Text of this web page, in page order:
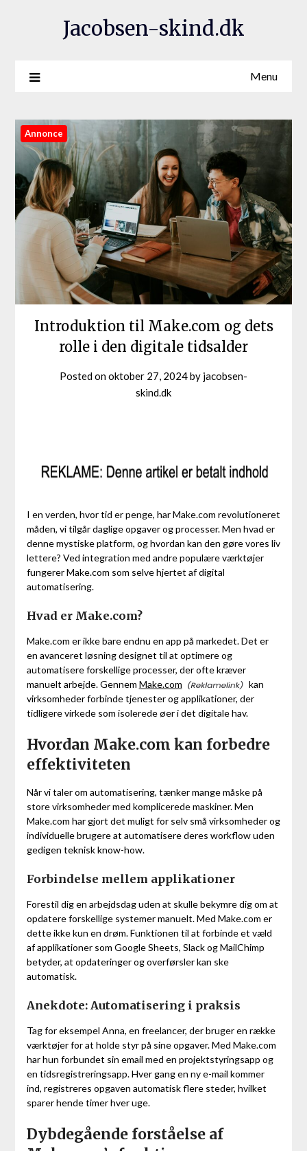
Jacobsen-skind.dk
Menu
Annonce
Introduktion til Make.com og dets
rolle i den digitale tidsalder
Posted onoktober 27, 2024by jacobsen-
skind.dk
I en verden, hvor tid er penge, har Make.com revolutioneret
måden, vi tilgår daglige opgaver og processer. Men hvad er
denne mystiske platform, og hvordan kan den gøre vores liv
lettere? Ved integration med andre populære værktøjer
fungerer Make.com som selve hjertet af digital
automatisering.
Hvad er Make.com?
Make.com er ikke bare endnu en app på markedet. Det er
en avanceret løsning designet til at optimere og
automatisere forskellige processer, der ofte kræver
manuelt arbejde. Gennem Make.com
kan
virksomheder forbinde tjenester og applikationer, der
tidligere virkede som isolerede øer i det digitale hav.
Hvordan Make.com kan forbedre
effektiviteten
Når vi taler om automatisering, tænker mange måske på
store virksomheder med komplicerede maskiner. Men
Make.com har gjort det muligt for selv små virksomheder og
individuelle brugere at automatisere deres workflow uden
gedigen teknisk know-how.
Forbindelse mellem applikationer
Forestil dig en arbejdsdag uden at skulle bekymre dig om at
opdatere forskellige systemer manuelt. Med Make.com er
dette ikke kun en drøm. Funktionen til at forbinde et væld
af applikationer som Google Sheets, Slack og MailChimp
betyder, at opdateringer og overførsler kan ske
automatisk.
Anekdote: Automatisering i praksis
Tag for eksempel Anna, en freelancer, der bruger en række
værktøjer for at holde styr på sine opgaver. Med Make.com
har hun forbundet sin email med en projektstyringsapp og
en tidsregistreringsapp. Hver gang en ny e-mail kommer
ind, registreres opgaven automatisk flere steder, hvilket
sparer hende timer hver uge.
Dybdegående forståelse af